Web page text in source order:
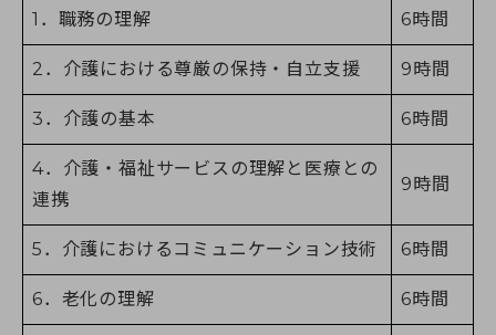
1．職務の理解 6時間
2．介護における尊厳の保持・自立支援 9時間
3．介護の基本 6時間
4．介護・福祉サービスの理解と医療との
連携
9時間
5．介護におけるコミュニケーション技術 6時間
6．老化の理解 6時間